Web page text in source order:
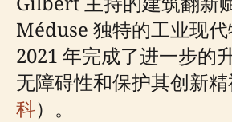
Méduse 独特的工业现
2021 年完成了进一步的
无障碍性和保护其创新精
科）。